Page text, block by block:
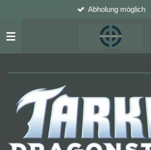
springen
Abholung möglich